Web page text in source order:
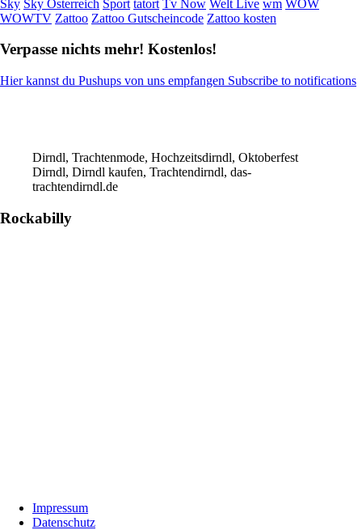
Sky Sky Österreich Sport tatort Tv Now Welt Live wm WOW
WOWTV Zattoo Zattoo Gutscheincode Zattoo kosten
Verpasse nichts mehr! Kostenlos!
Hier kannst du Pushups von uns empfangen Subscribe to notifications
Dirndl, Trachtenmode, Hochzeitsdirndl, Oktoberfest
Dirndl, Dirndl kaufen, Trachtendirndl, das-
trachtendirndl.de
Rockabilly
FooterImpressum
Datenschutz